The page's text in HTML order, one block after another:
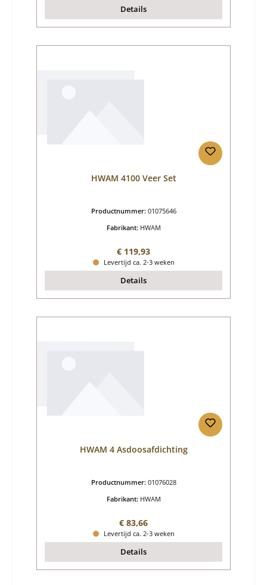
Details
HWAM 4100 Veer Set
Productnummer: 01075646
Fabrikant: HWAM
Normale prijs:
€ 119,93
Levertijd ca. 2-3 weken
Details
HWAM 4 Asdoosafdichting
Productnummer: 01076028
Fabrikant: HWAM
Normale prijs:
€ 83,66
Levertijd ca. 2-3 weken
Details